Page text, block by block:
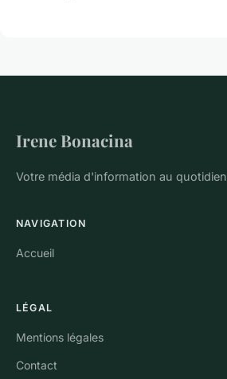
Irene Bonacina
Votre média d'information au quotidien
NAVIGATION
Accueil
LÉGAL
Mentions légales
Contact